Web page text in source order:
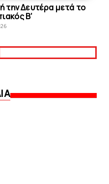
την Δευτέρα μετά το
Β’